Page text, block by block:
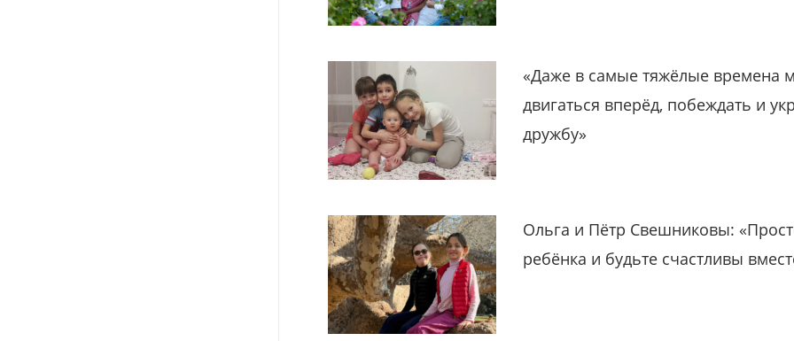
«Даже в самые тяжёлые времена
двигаться вперёд, побеждать и
дружбу»
Ольга и Пётр Свешниковы:
ребёнка и будьте счастливы